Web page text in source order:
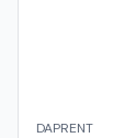
DAPRENT